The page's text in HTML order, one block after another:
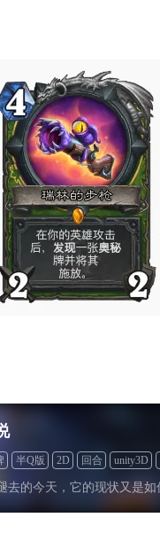
半Q版 2D 回合 unity3D
去的今天，它的现状又是如